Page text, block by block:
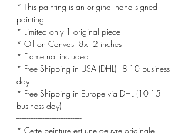
* This painting is an original hand signed
painting
* Limited only 1 original piece
* Oil on Canvas 8x12 inches
* Frame not included
* Free Shipping in USA (DHL) - 8-10 business
day
* Free Shipping in Europe via DHL (10-15
business day)
-------------------------------------
* Cette peinture est une oeuvre originale